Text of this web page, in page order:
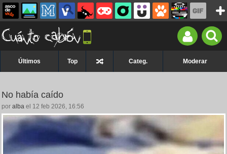
Últimos Top Categ. Moderar
No había caído
por alba el 12 feb 2026, 16:56